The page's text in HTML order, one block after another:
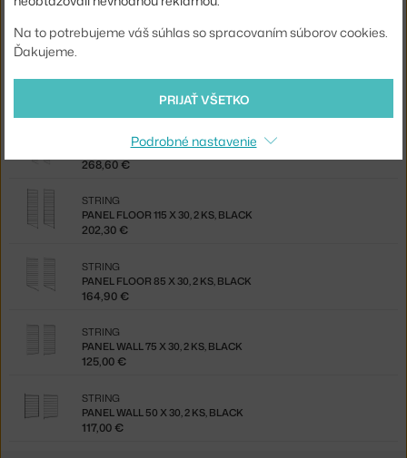
STRING
164,90 €
PANEL WALL 75 X 30, 2 KS, WHITE
PANEL FLOOR 200 X 30, 2 KS, BLACK
268,60 €
PANEL FLOOR 115 X 30, 2 KS, BLACK
STRING
202,30 €
PANEL FLOOR 85 X 30, 2 KS, BLACK
STRING
164,90 €
PANEL WALL 75 X 30, 2 KS, BLACK
STRING
125,00 €
PANEL WALL 50 X 30, 2 KS, BLACK
STRING
117,00 €
Na to potrebujeme váš súhlas so spracovaním súborov cookies.
Ďakujeme.
PRIJAŤ VŠETKO
Podrobné nastavenie